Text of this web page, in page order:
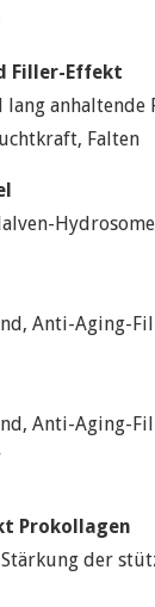
Filler-Effekt
anhaltende
Falten
Anti-Aging-
Anti-Aging-
Prokollagen
der